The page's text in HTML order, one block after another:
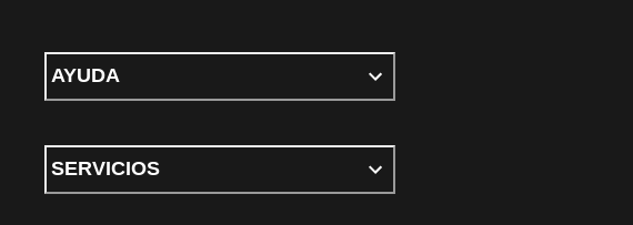
AYUDA
SERVICIOS